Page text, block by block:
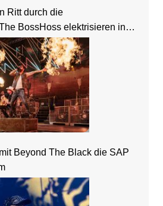
Ritt durch die
BossHoss elektrisieren in
Beyond The Black die SAP